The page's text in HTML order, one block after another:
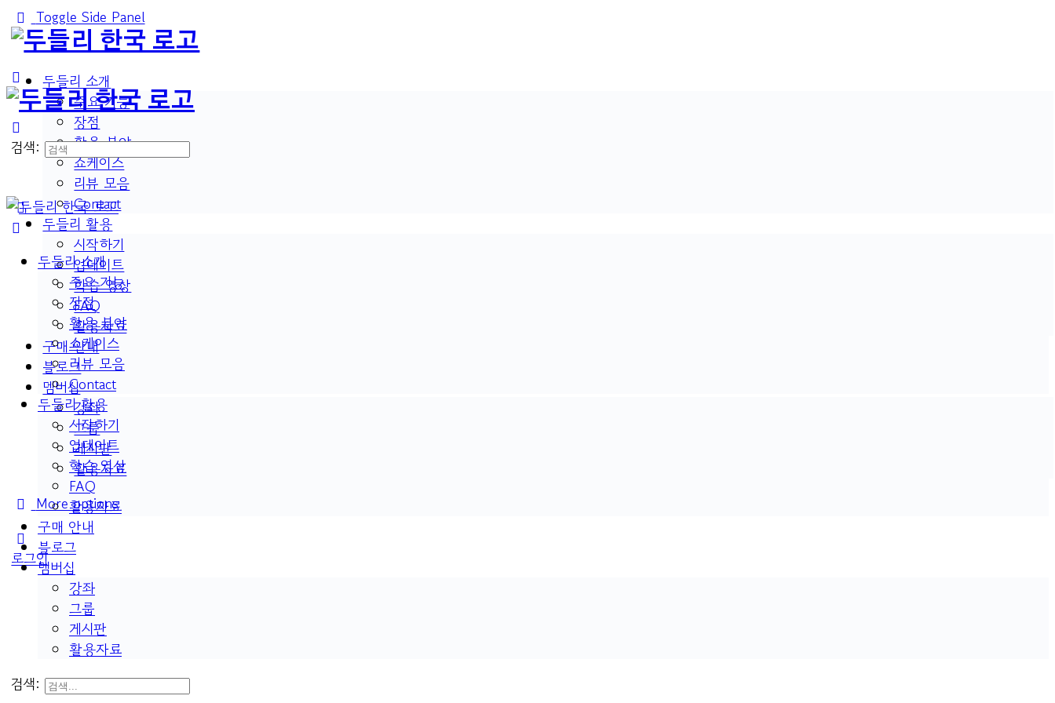
Toggle Side Panel
두들리 소개
주요 기능
장점
활용 분야
쇼케이스
리뷰 모음
Contact
두들리 활용
시작하기
업데이트
학습 영상
FAQ
활용자료
구매 안내
블로그
멤버십
강좌
그룹
게시판
활용자료
More options
로그인
검색:
두들리 소개
주요 기능
장점
활용 분야
쇼케이스
리뷰 모음
Contact
두들리 활용
시작하기
업데이트
학습 영상
FAQ
활용자료
구매 안내
블로그
멤버십
강좌
그룹
게시판
활용자료
검색: